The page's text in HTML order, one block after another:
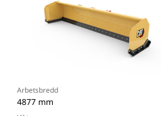
Arbetsbredd
4877 mm